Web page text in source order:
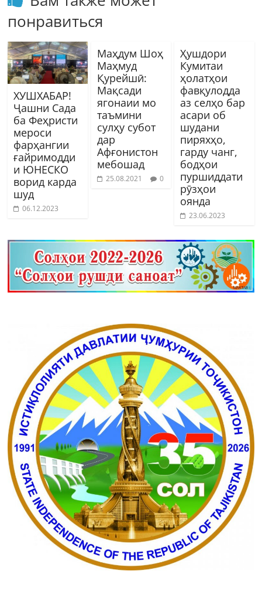
понравиться
ХУШХАБАР!
Ҷашни Сада
ба Феҳристи
мероси
фарҳангии
ғайримодди
и ЮНЕСКО
ворид карда
шуд
06.12.2023
Маҳдум Шоҳ
Маҳмуд
Қурейшӣ:
Мақсади
ягонаии мо
таъмини
сулҳу субот
дар
Афғонистон
мебошад
25.08.2021 0
Ҳушдори
Кумитаи
ҳолатҳои
фавқулодда
аз селҳо бар
асари об
шудани
пиряхҳо,
гарду чанг,
бодҳои
пуршиддати
рӯзҳои
оянда
23.06.2023